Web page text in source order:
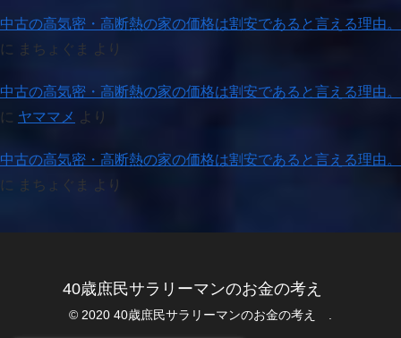
中古の高気密・高断熱の家の価格は割安であると言える理由。
に
まちょぐま より
中古の高気密・高断熱の家の価格は割安であると言える理由。
に ヤママメ より
中古の高気密・高断熱の家の価格は割安であると言える理由。
に
まちょぐま より
40歳庶民サラリーマンのお金の考え
© 2020 40歳庶民サラリーマンのお金の考え .